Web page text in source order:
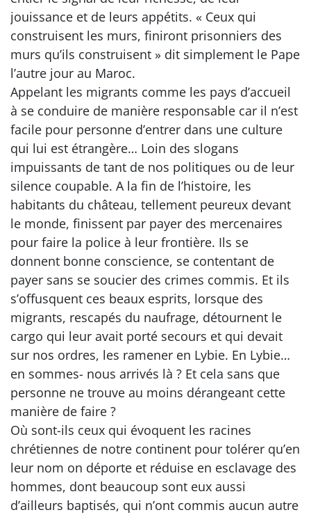
jouissance et de leurs appétits. « Ceux qui
construisent les murs, finiront prisonniers des
murs qu’ils construisent » dit simplement le Pape
l’autre jour au Maroc.
Appelant les migrants comme les pays d’accueil
à se conduire de manière responsable car il n’est
facile pour personne d’entrer dans une culture
qui lui est étrangère… Loin des slogans
impuissants de tant de nos politiques ou de leur
silence coupable. A la fin de l’histoire, les
habitants du château, tellement peureux devant
le monde, finissent par payer des mercenaires
pour faire la police à leur frontière. Ils se
donnent bonne conscience, se contentant de
payer sans se soucier des crimes commis. Et ils
s’offusquent ces beaux esprits, lorsque des
migrants, rescapés du naufrage, détournent le
cargo qui leur avait porté secours et qui devait
sur nos ordres, les ramener en Lybie. En Lybie…
en sommes- nous arrivés là ? Et cela sans que
personne ne trouve au moins dérangeant cette
manière de faire ?
Où sont-ils ceux qui évoquent les racines
chrétiennes de notre continent pour tolérer qu’en
leur nom on déporte et réduise en esclavage des
hommes, dont beaucoup sont eux aussi
d’ailleurs baptisés, qui n’ont commis aucun autre